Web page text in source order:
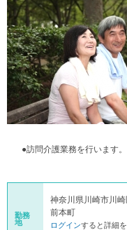
●訪問介護業務を行いま
勤務
地
神奈川県川崎市川崎
前本町
ログインすると詳細